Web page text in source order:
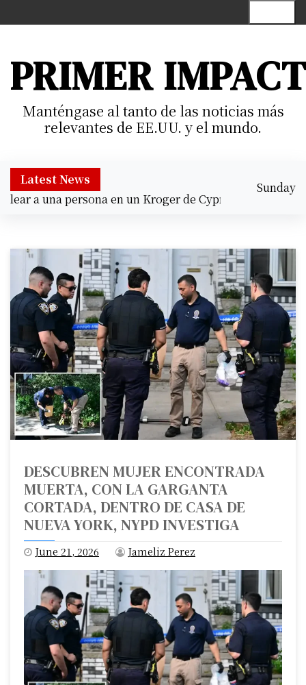
k
PRIMER
Manténgase al tanto de las noticias más
relevantes de EE.UU. y el mundo.
Latest News
una persona en un Kroger de Cypress |Prisión
Sunday
DESCUBREN MUJER ENCONTRADA
MUERTA, CON LA GARGANTA
CORTADA, DENTRO DE CASA DE
NUEVA YORK, NYPD INVESTIGA
June 21, 2026 Jameliz Perez